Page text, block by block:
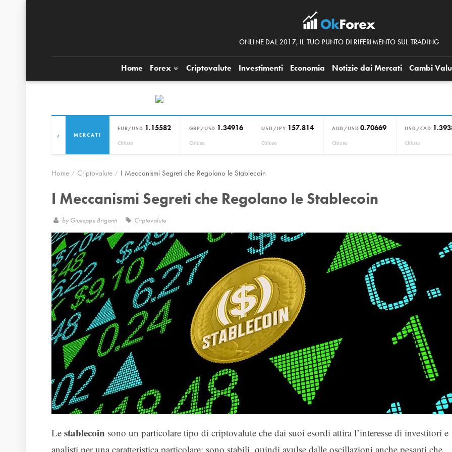
ONLINE DAL 2017, IL TUO PUNTO DI RIFERIMENTO SUL TRADING
Home Forex Criptovalute Investimenti Economia Notizie dai Mercati Cambi
MERCATI
EUR/USD 1.15582
Chiuso
GBP/USD 1.34916
Chiuso
USD/JPY 157.814
Chiuso
AUD/USD 0.70669
Chiuso
USD/CAD
Chiuso
‹
Home Criptovalute I Meccanismi Segreti che Regolano le Stablecoin
I Meccanismi Segreti che Regolano le Stablecoin
by Giuseppe Briganti Criptovalute
Le stablecoin sono un particolare tipo di criptovalute che dai suoi esordi attira l’interesse di investitori e
analisti per una caratteristica particolare: sono stabili, quindi avulse dalle oscillazioni anche pesanti che